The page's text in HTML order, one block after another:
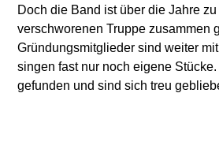
Doch die Band ist über die Jahre
verschworenen Truppe zusammen
Gründungsmitglieder sind weiter
singen fast nur noch eigene
gefunden und sind sich treu